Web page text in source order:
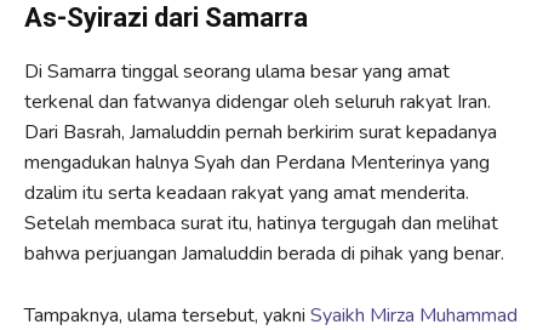
As-Syirazi dari Samarra
Di Samarra tinggal seorang ulama besar yang amat
terkenal dan fatwanya didengar oleh seluruh rakyat Iran.
Dari Basrah, Jamaluddin pernah berkirim surat kepadanya
mengadukan halnya Syah dan Perdana Menterinya yang
dzalim itu serta keadaan rakyat yang amat menderita.
Setelah membaca surat itu, hatinya tergugah dan melihat
bahwa perjuangan Jamaluddin berada di pihak yang benar.
Tampaknya, ulama tersebut, yakni Syaikh Mirza Muhammad